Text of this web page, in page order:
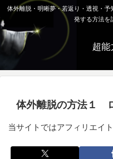
体外離脱・明晰夢・若返り・透視・
発する方法を
超能
体外離脱の方法１
当サイトではアフィリエイ